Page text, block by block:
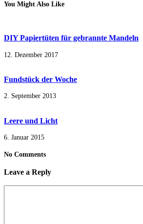
You Might Also Like
DIY Papiertüten für gebrannte Mandeln
12. Dezember 2017
Fundstück der Woche
2. September 2013
Leere und Licht
6. Januar 2015
No Comments
Leave a Reply